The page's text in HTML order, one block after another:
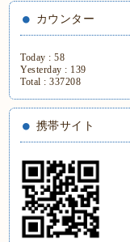
カウンター
Today :58
Yesterday : 139
Total :337208
携帯サイト